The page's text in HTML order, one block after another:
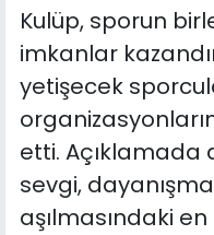
Kulüp, sporun
imkanlar
yetişecek
etti. Açıklamada
sevgi,
aşılmasındaki